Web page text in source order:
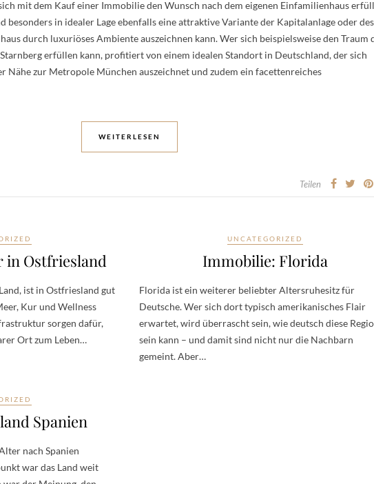
mit dem Kauf einer Immobilie den Wunsch nach dem eigenen Einfamilienhaus
besonders in idealer Lage ebenfalls eine attraktive Variante der Kapitalanlage oder des
durch luxuriöses Ambiente auszeichnen kann. Wer sich beispielsweise den Traum
erfüllen kann, profitiert von einem idealen Standort in Deutschland, der sich
Nähe zur Metropole München auszeichnet und zudem ein facettenreiches
WEITERLESEN
Teilen
in Ostfriesland
ist in Ostfriesland gut
Kur und Wellness
sorgen dafür,
Ort zum Leben…
UNCATEGORIZED
Immobilie: Florida
Florida ist ein weiterer beliebter Altersruhesitz für
Deutsche. Wer sich dort typisch amerikanisches Flair
erwartet, wird überrascht sein, wie deutsch diese
sein kann – und damit sind nicht nur die Nachbarn
gemeint. Aber…
Spanien
nach Spanien
war das Land weit